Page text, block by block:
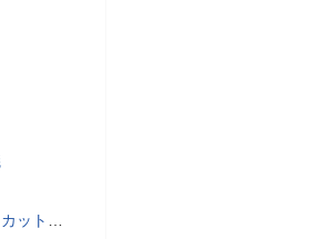
逮捕 岡山県警